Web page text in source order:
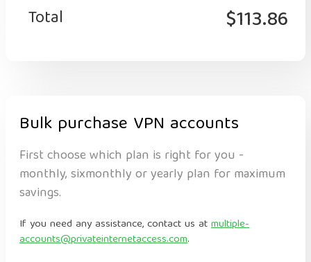
Total $113.86
Bulk purchase VPN accounts
First choose which plan is right for you -
monthly, sixmonthly or yearly plan for maximum
savings.
If you need any assistance, contact us atmultiple-
accounts@privateinternetaccess.com.